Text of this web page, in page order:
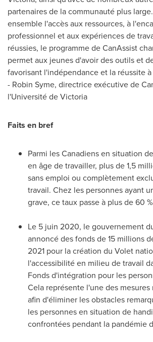
partenaires de la communauté plus
ensemble l'accès aux ressources, à
professionnel et aux expériences de
réussies, le programme de CanAssist
permet aux jeunes d'avoir des outils et
favorisant l'indépendance et la réussite
- Robin Syme, directrice exécutive de
l'Université deVictoria
Faits en bref
Parmi les Canadiens en situation
en âge de travailler, plus de 1,5
sans emploi ou complètement
travail. Chez les personnes ayant
grave, ce taux passe à plus de 60
Le 5 juin 2020, le gouvernement
annoncé des fonds de 15 millions
2021 pour la création du Volet
l'accessibilité en milieu de travail
Fonds d'intégration pour les
Cela représente l'une des mesures
afin d'éliminer les obstacles
les personnes en situation de
confrontées pendant la pandémie